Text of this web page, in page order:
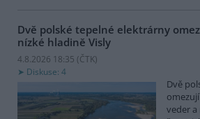
Dvě polské tepelné elektrárny
nízké hladině Visly
4.8.2026 18:35 (ČTK)
Diskuse: 4
Dvě
veder a